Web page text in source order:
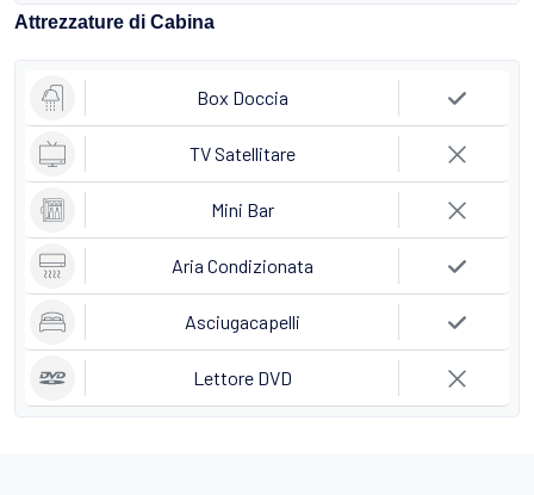
Attrezzature di Cabina
Box Doccia
TV Satellitare
Mini Bar
Aria Condizionata
Asciugacapelli
Lettore DVD